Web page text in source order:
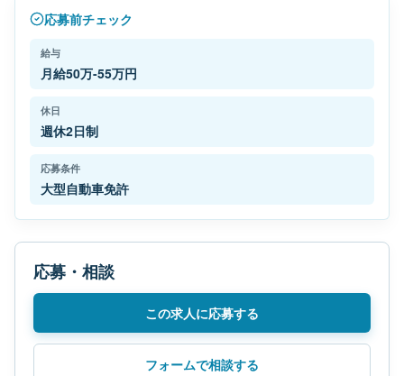
応募前チェック
給与
月給50万-55万円
休日
週休2日制
応募条件
大型自動車免許
応募・相談
この求人に応募する
フォームで相談する